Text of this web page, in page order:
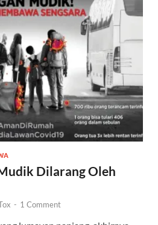
Dilarang Oleh
- 1 Comment